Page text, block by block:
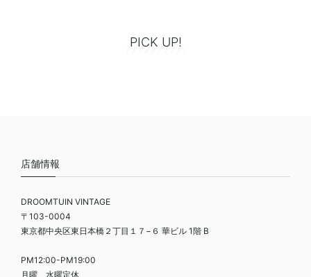
PICK UP!
店舗情報
DROOMTUIN VINTAGE
〒103-0004
東京都中央区東日本橋２丁目１７−６ 華ビル 1階 B
PM12:00-PM19:00
月曜、水曜定休